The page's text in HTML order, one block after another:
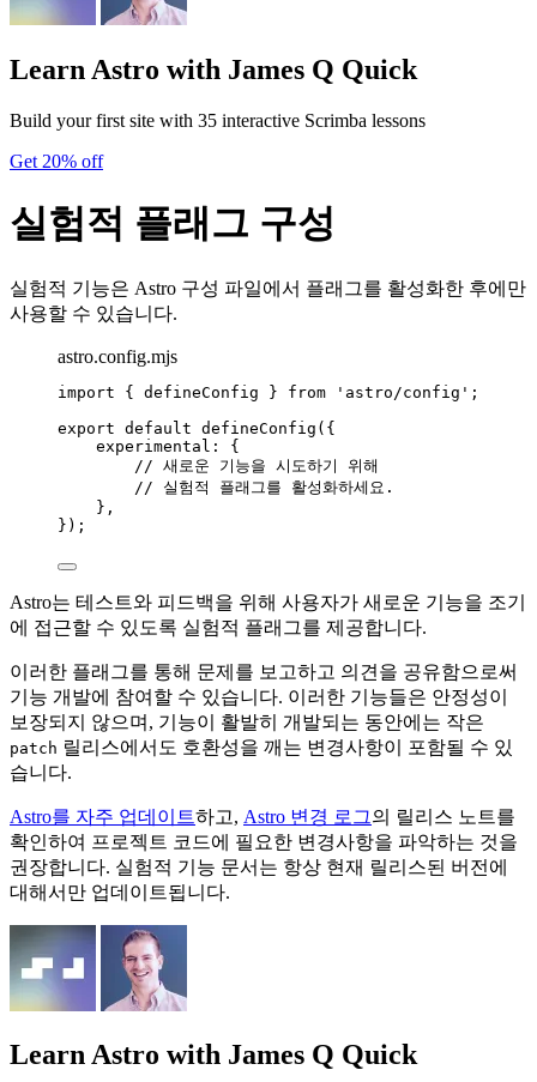
Learn Astro with James Q Quick
Build your first site with 35 interactive Scrimba lessons
Get 20% off
실험적 플래그 구성
실험적 기능은 Astro 구성 파일에서 플래그를 활성화한 후에만
사용할 수 있습니다.
astro.config.mjs
import { defineConfig } from ' astro/config ' ;
export default defineConfig ({
experimental: {
// 새로운 기능을 시도하기 위해
// 실험적 플래그를 활성화하세요.
},
});
Astro는 테스트와 피드백을 위해 사용자가 새로운 기능을 조기
에 접근할 수 있도록 실험적 플래그를 제공합니다.
이러한 플래그를 통해 문제를 보고하고 의견을 공유함으로써
기능 개발에 참여할 수 있습니다. 이러한 기능들은 안정성이
보장되지 않으며, 기능이 활발히 개발되는 동안에는 작은
patch 릴리스에서도 호환성을 깨는 변경사항이 포함될 수 있
습니다.
Astro를 자주 업데이트하고, Astro 변경 로그의 릴리스 노트를
확인하여 프로젝트 코드에 필요한 변경사항을 파악하는 것을
권장합니다. 실험적 기능 문서는 항상 현재 릴리스된 버전에
대해서만 업데이트됩니다.
Learn Astro with James Q Quick